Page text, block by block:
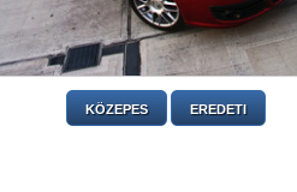
KÖZEPES EREDETI